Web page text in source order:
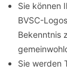
Sie können
BVSC-
Bekenntnis
Sie werden